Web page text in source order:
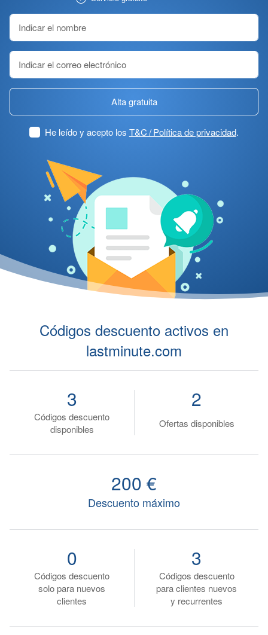
Alta gratuita
He leído y acepto los T&C / Política de privacidad.
Códigos descuento activos en
lastminute.com
Códigos descuento
disponibles
3
Ofertas disponibles
2
Descuento máximo
200 €
Códigos descuento
solo para nuevos
clientes
0
Códigos descuento
para clientes nuevos
y recurrentes
3